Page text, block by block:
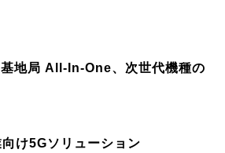
基地局 All-In-One、次世代機種の
け5Gソリューション